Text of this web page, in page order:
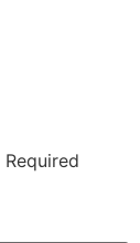
Required